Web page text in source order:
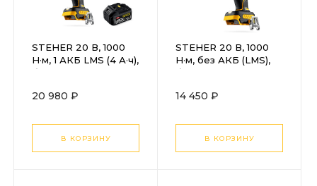
STEHER 20 В, 1000
Н·м, 1 АКБ LMS (4 А·ч),
бесщеточный
сумка (CWB-1000-41)
20 980 ₽
В КОРЗИНУ
STEHER 20 В, 1000
Н·м, без АКБ (LMS),
бесщеточный
(CWB-1000)
14 450 ₽
В КОРЗИНУ